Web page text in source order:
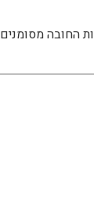
החובה מסומנים